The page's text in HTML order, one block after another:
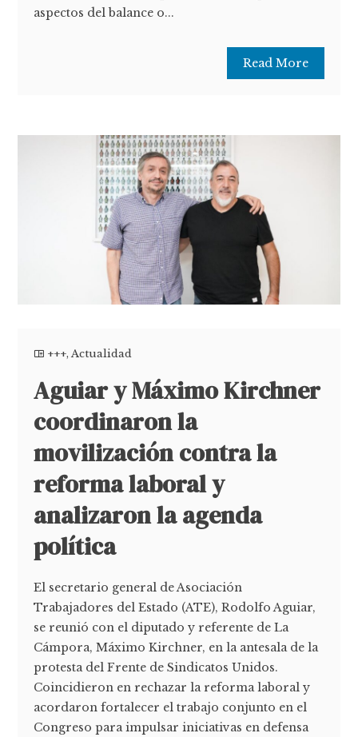
aspectos del balance o...
Read More
+++,Actualidad
Aguiar y Máximo Kirchner
coordinaron la
movilización contra la
reforma laboral y
analizaron la agenda
política
El secretario general de Asociación
Trabajadores del Estado (ATE), Rodolfo Aguiar,
se reunió con el diputado y referente de La
Cámpora, Máximo Kirchner, en la antesala de la
protesta del Frente de Sindicatos Unidos.
Coincidieron en rechazar la reforma laboral y
acordaron fortalecer el trabajo conjunto en el
Congreso para impulsar iniciativas en defensa